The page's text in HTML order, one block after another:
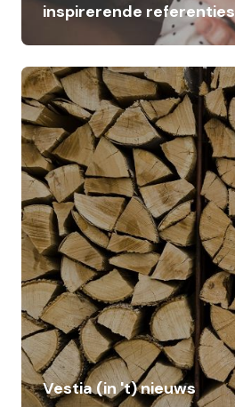
inspirerende referenties
Vestia (in 't) nieuws